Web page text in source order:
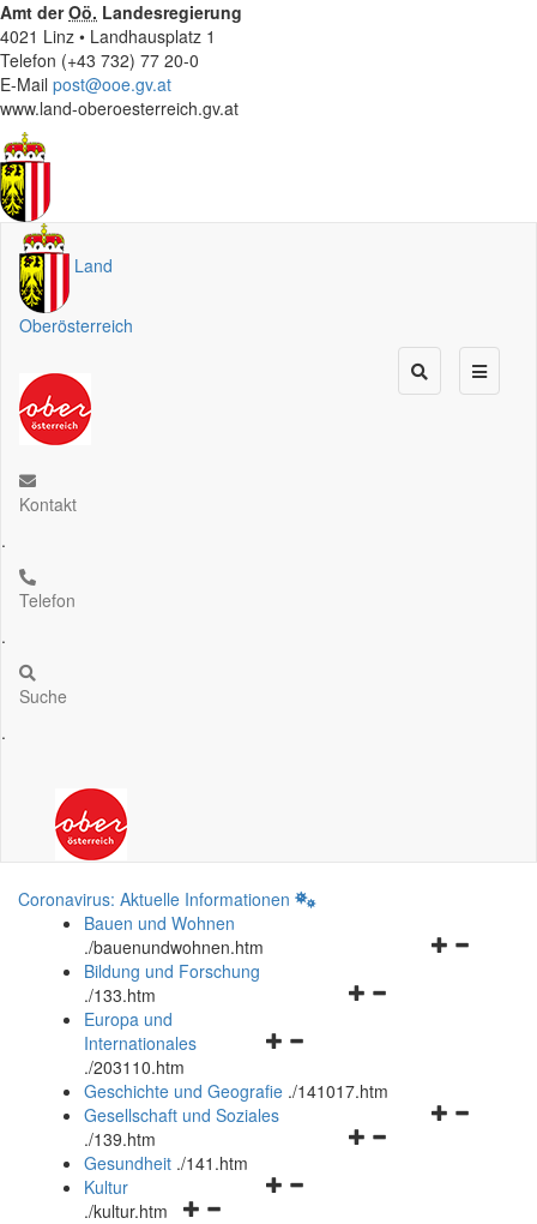
Amt derOö. Landesregierung
4021 Linz • Landhausplatz 1
Telefon (+43 732) 77 20-0
E-Mail post@ooe.gv.at
www.land-oberoesterreich.gv.at
Land
Oberösterreich
Kontakt
.
Telefon
.
Suche
.
Coronavirus: Aktuelle Informationen
Bauen und Wohnen
./bauenundwohnen.htm
Navigationsmenü
Bildung und Forschung
./133.htm
Navigationsmenü
und
schließen
Europa und
Internationales
./203110.htm
Geschichte und Geografie ./141017.htm
Navigationsmenü
Gesellschaft und Soziales
./139.htm
Navigationsmenü
Gesundheit ./141.htm
Navigationsmenü
Kultur
./kultur.htm